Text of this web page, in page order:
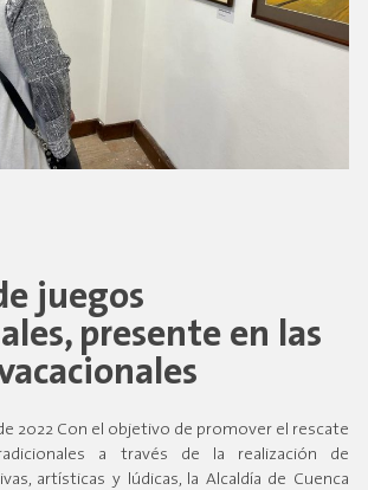
juegos
presente en las
2022 Con el objetivo de promover el rescate
a través de la realización de
artísticas y lúdicas, la Alcaldía de Cuenca